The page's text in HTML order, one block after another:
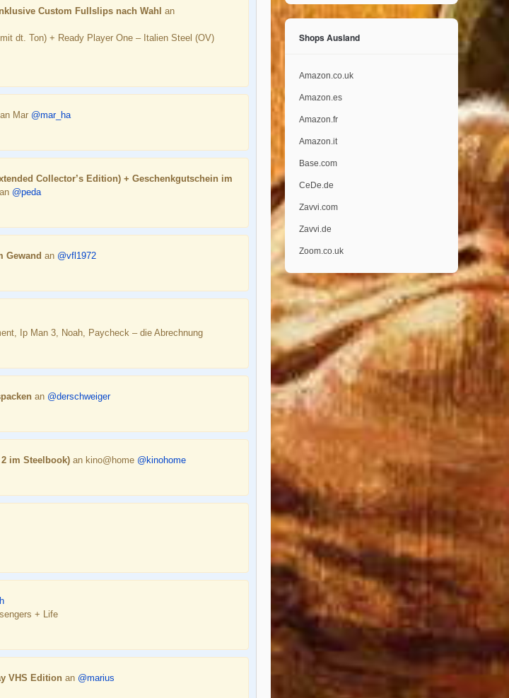
Custom Fullslips nach Wahl an
dt. Ton) + Ready Player One – Italien Steel (OV)
an Mar @mar_ha
Collector’s Edition) + Geschenkgutschein im
an @peda
Gewand an @vfl1972
Ip Man 3, Noah, Paycheck – die Abrechnung
an @derschweiger
im Steelbook) an kino@home @kinohome
+ Life
VHS Edition an @marius
Shops Ausland
Amazon.co.uk
Amazon.es
Amazon.fr
Amazon.it
Base.com
CeDe.de
Zavvi.com
Zavvi.de
Zoom.co.uk